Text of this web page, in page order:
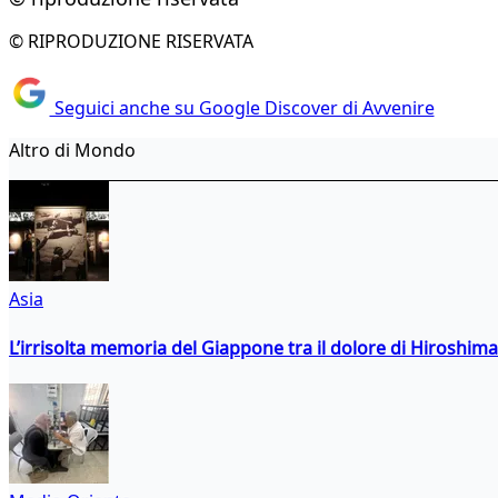
© RIPRODUZIONE RISERVATA
Seguici anche su Google Discover di Avvenire
Altro di Mondo
Asia
L’irrisolta memoria del Giappone tra il dolore di